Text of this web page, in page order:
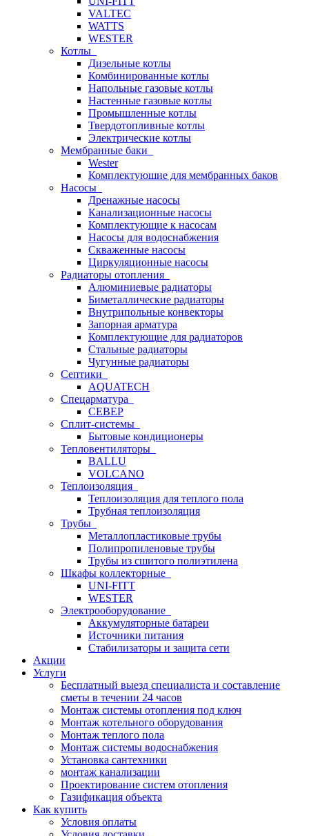
VALTEC
WATTS
WESTER
Котлы
Дизельные котлы
Комбинированные котлы
Напольные газовые котлы
Настенные газовые котлы
Промышленные котлы
Твердотопливные котлы
Электрические котлы
Мембранные баки
Wester
Комплектуюшие для мембранных баков
Насосы
Дренажные насосы
Канализационные насосы
Комплектующие к насосам
Насосы для водоснабжения
Скваженные насосы
Циркуляционные насосы
Радиаторы отопления
Алюминиевые радиаторы
Биметаллические радиаторы
Внутрипольные конвекторы
Запорная арматура
Комплектующие для радиаторов
Стальные радиаторы
Чугунные радиаторы
Септики
AQUATECH
Спецарматура
СЕВЕР
Сплит-системы
Бытовые кондиционеры
Тепловентиляторы
BALLU
VOLCANO
Теплоизоляция
Теплоизоляция для теплого пола
Трубная теплоизоляция
Трубы
Металлопластиковые трубы
Полипропиленовые трубы
Трубы из сшитого полиэтилена
Шкафы коллекторные
UNI-FITT
WESTER
Электрооборудование
Аккумуляторные батареи
Источники питания
Стабилизаторы и защита сети
Акции
Услуги
Бесплатный выезд специалиста и составление
сметы в течении 24 часов
Монтаж системы отопления под ключ
Монтаж котельного оборудования
Монтаж теплого пола
Монтаж системы водоснабжения
Установка сантехники
монтаж канализации
Проектирование систем отопления
Газификация объекта
Как купить
Условия оплаты